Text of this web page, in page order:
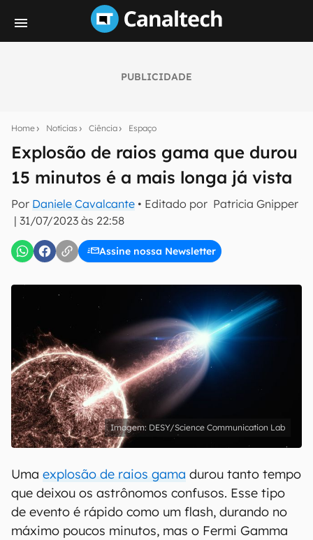
PUBLICIDADE
Home Notícias Ciência Espaço
Explosão de raios gama que durou
15 minutos é a mais longa já vista
Por Daniele Cavalcante • Editado por Patricia Gnipper
| 31/07/2023 às 22:58
Assine nossa Newsletter
notícias e reviews sobre tecnologia em primeira
mão.
E-mail
DESY/Science Communication Lab
Uma explosão de raios gama durou tanto tempo
que deixou os astrônomos confusos. Esse tipo
de evento é rápido como um flash, durando no
máximo poucos minutos, mas o Fermi Gamma